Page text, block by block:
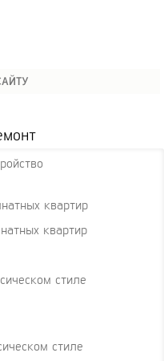
квартир
квартир
стиле
стиле